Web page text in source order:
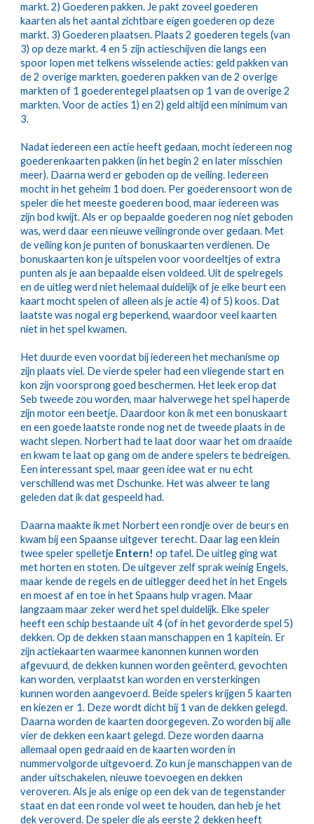
markt. 2) Goederen pakken. Je pakt zoveel goederen
kaarten als het aantal zichtbare eigen goederen op deze
markt. 3) Goederen plaatsen. Plaats 2 goederen tegels (van
3) op deze markt. 4 en 5 zijn actieschijven die langs een
spoor lopen met telkens wisselende acties: geld pakken van
de 2 overige markten, goederen pakken van de 2 overige
markten of 1 goederentegel plaatsen op 1 van de overige 2
markten. Voor de acties 1) en 2) geld altijd een minimum van
3.
Nadat iedereen een actie heeft gedaan, mocht iedereen nog
goederenkaarten pakken (in het begin 2 en later misschien
meer). Daarna werd er geboden op de veiling. Iedereen
mocht in het geheim 1 bod doen. Per goederensoort won de
speler die het meeste goederen bood, maar iedereen was
zijn bod kwijt. Als er op bepaalde goederen nog niet geboden
was, werd daar een nieuwe veilingronde over gedaan. Met
de veiling kon je punten of bonuskaarten verdienen. De
bonuskaarten kon je uitspelen voor voordeeltjes of extra
punten als je aan bepaalde eisen voldeed. Uit de spelregels
en de uitleg werd niet helemaal duidelijk of je elke beurt een
kaart mocht spelen of alleen als je actie 4) of 5) koos. Dat
laatste was nogal erg beperkend, waardoor veel kaarten
niet in het spel kwamen.
Het duurde even voordat bij iedereen het mechanisme op
zijn plaats viel. De vierde speler had een vliegende start en
kon zijn voorsprong goed beschermen. Het leek erop dat
Seb tweede zou worden, maar halverwege het spel haperde
zijn motor een beetje. Daardoor kon ik met een bonuskaart
en een goede laatste ronde nog net de tweede plaats in de
wacht slepen. Norbert had te laat door waar het om draaide
en kwam te laat op gang om de andere spelers te bedreigen.
Een interessant spel, maar geen idee wat er nu echt
verschillend was met Dschunke. Het was alweer te lang
geleden dat ik dat gespeeld had.
Daarna maakte ik met Norbert een rondje over de beurs en
kwam bij een Spaanse uitgever terecht. Daar lag een klein
twee speler spelletje Entern! op tafel. De uitleg ging wat
met horten en stoten. De uitgever zelf sprak weinig Engels,
maar kende de regels en de uitlegger deed het in het Engels
en moest af en toe in het Spaans hulp vragen. Maar
langzaam maar zeker werd het spel duidelijk. Elke speler
heeft een schip bestaande uit 4 (of in het gevorderde spel 5)
dekken. Op de dekken staan manschappen en 1 kapitein. Er
zijn actiekaarten waarmee kanonnen kunnen worden
afgevuurd, de dekken kunnen worden geënterd, gevochten
kan worden, verplaatst kan worden en versterkingen
kunnen worden aangevoerd. Beide spelers krijgen 5 kaarten
en kiezen er 1. Deze wordt dicht bij 1 van de dekken gelegd.
Daarna worden de kaarten doorgegeven. Zo worden bij alle
vier de dekken een kaart gelegd. Deze worden daarna
allemaal open gedraaid en de kaarten worden in
nummervolgorde uitgevoerd. Zo kun je manschappen van de
ander uitschakelen, nieuwe toevoegen en dekken
veroveren. Als je als enige op een dek van de tegenstander
staat en dat een ronde vol weet te houden, dan heb je het
dek veroverd. De speler die als eerste 2 dekken heeft